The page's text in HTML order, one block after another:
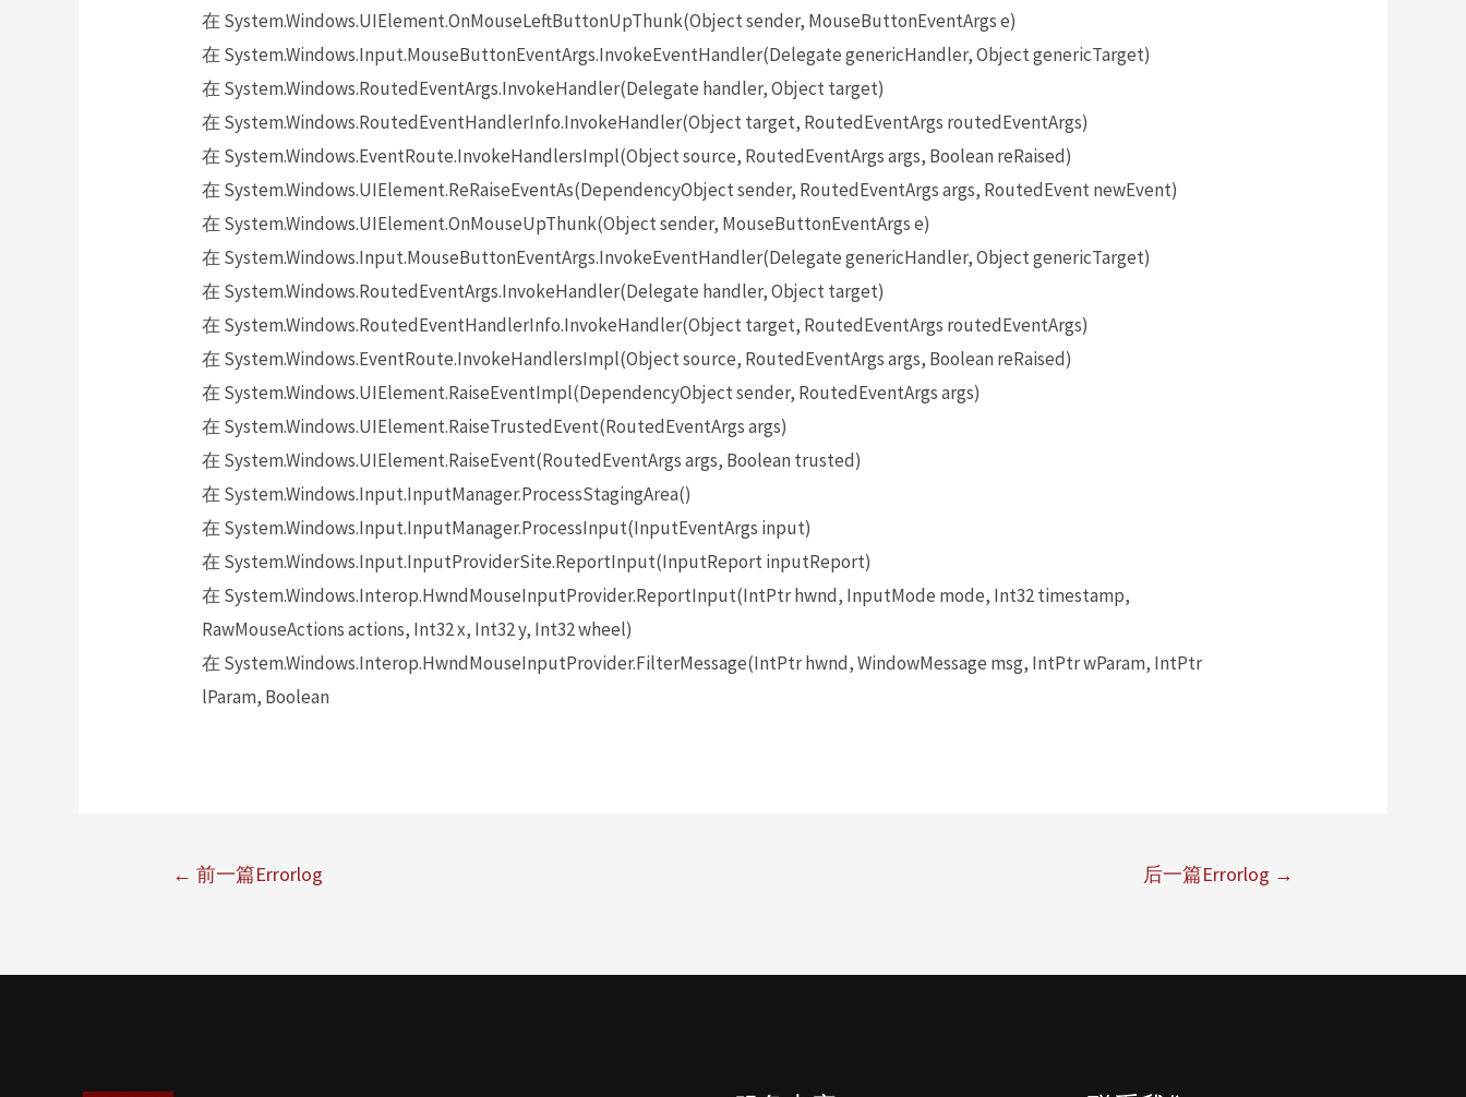
在 System.Windows.UIElement.OnMouseLeftButtonUpThunk(Object sender, MouseButtonEventArgs e)
在 System.Windows.Input.MouseButtonEventArgs.InvokeEventHandler(Delegate genericHandler, Object genericTarget)
在 System.Windows.RoutedEventArgs.InvokeHandler(Delegate handler, Object target)
在 System.Windows.RoutedEventHandlerInfo.InvokeHandler(Object target, RoutedEventArgs routedEventArgs)
在 System.Windows.EventRoute.InvokeHandlersImpl(Object source, RoutedEventArgs args, Boolean reRaised)
在 System.Windows.UIElement.ReRaiseEventAs(DependencyObject sender, RoutedEventArgs args, RoutedEvent newEvent)
在 System.Windows.UIElement.OnMouseUpThunk(Object sender, MouseButtonEventArgs e)
在 System.Windows.Input.MouseButtonEventArgs.InvokeEventHandler(Delegate genericHandler, Object genericTarget)
在 System.Windows.RoutedEventArgs.InvokeHandler(Delegate handler, Object target)
在 System.Windows.RoutedEventHandlerInfo.InvokeHandler(Object target, RoutedEventArgs routedEventArgs)
在 System.Windows.EventRoute.InvokeHandlersImpl(Object source, RoutedEventArgs args, Boolean reRaised)
在 System.Windows.UIElement.RaiseEventImpl(DependencyObject sender, RoutedEventArgs args)
在 System.Windows.UIElement.RaiseTrustedEvent(RoutedEventArgs args)
在 System.Windows.UIElement.RaiseEvent(RoutedEventArgs args, Boolean trusted)
在 System.Windows.Input.InputManager.ProcessStagingArea()
在 System.Windows.Input.InputManager.ProcessInput(InputEventArgs input)
在 System.Windows.Input.InputProviderSite.ReportInput(InputReport inputReport)
在 System.Windows.Interop.HwndMouseInputProvider.ReportInput(IntPtr hwnd, InputMode mode, Int32 timestamp,
RawMouseActions actions, Int32 x, Int32 y, Int32 wheel)
在 System.Windows.Interop.HwndMouseInputProvider.FilterMessage(IntPtr hwnd, WindowMessage msg, IntPtr wParam, IntPtr
lParam, Boolean
← 前一篇Errorlog 后一篇Errorlog →